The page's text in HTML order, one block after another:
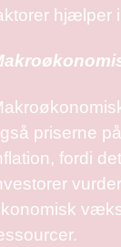
hjælper
priserne
fordi